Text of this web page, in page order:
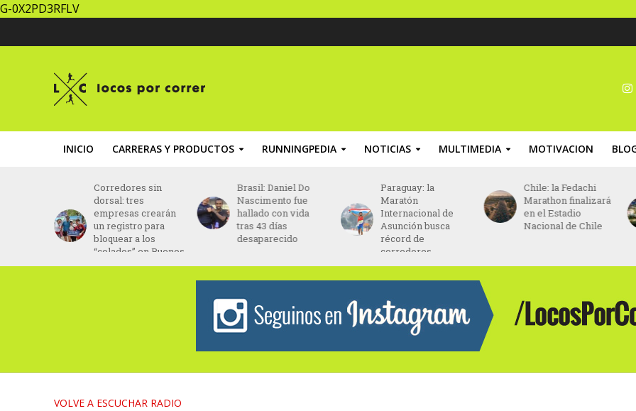
G-0X2PD3RFLV
INICIO CARRERAS Y PRODUCTOS RUNNINGPEDIA NOTICIAS MULTIMEDIA MOTIVACION
Corredores sin
dorsal: tres
empresas crearán
un registro para
bloquear a los
“colados” en Buenos
Aires
Brasil: Daniel Do
Nascimento fue
hallado con vida
tras 43 días
desaparecido
Paraguay: la
Maratón
Internacional de
Asunción busca
récord de
corredores
Chile: la Fedachi
Marathon finalizará
en el Estadio
Nacional de Chile
VOLVE A ESCUCHAR RADIO